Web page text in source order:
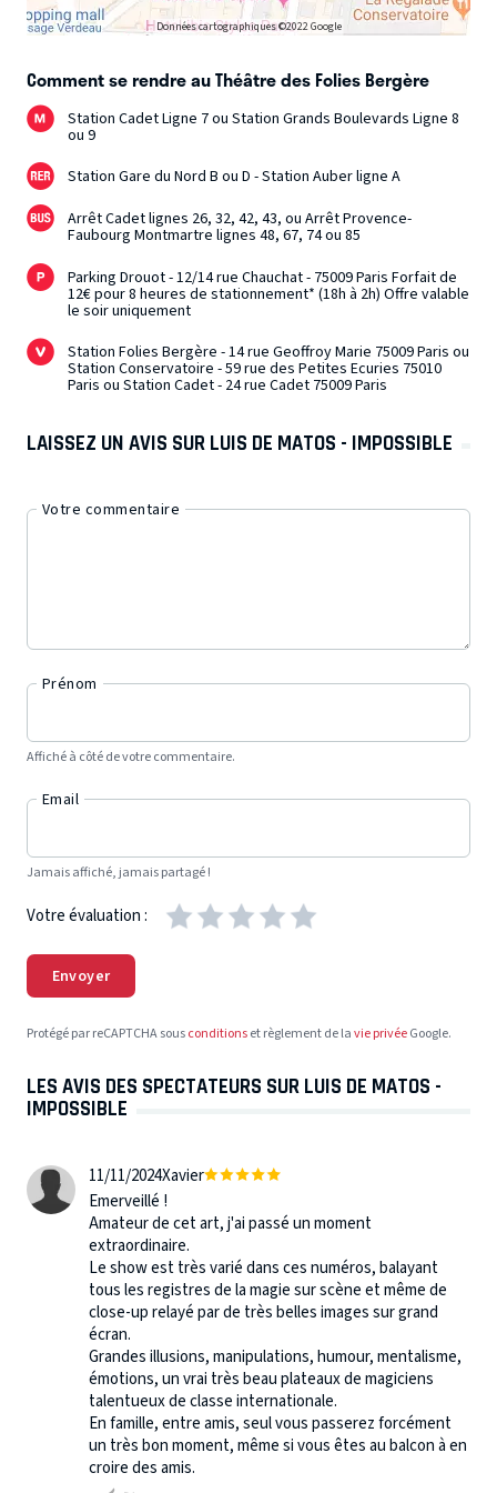
Données cartographiques ©2022 Google
Comment se rendre au Théâtre des Folies Bergère
Station Cadet Ligne 7 ou Station Grands Boulevards Ligne 8
ou 9
Station Gare du Nord B ou D - Station Auber ligne A
Arrêt Cadet lignes 26, 32, 42, 43, ou Arrêt Provence-
Faubourg Montmartre lignes 48, 67, 74 ou 85
Parking Drouot - 12/14 rue Chauchat - 75009 Paris Forfait de
12€ pour 8 heures de stationnement* (18h à 2h) Offre valable
le soir uniquement
Station Folies Bergère - 14 rue Geoffroy Marie 75009 Paris ou
Station Conservatoire - 59 rue des Petites Ecuries 75010
Paris ou Station Cadet - 24 rue Cadet 75009 Paris
LAISSEZ UN AVIS SUR LUIS DE MATOS - IMPOSSIBLE
Votre commentaire
Prénom
Affiché à côté de votre commentaire.
Email
Jamais affiché, jamais partagé !
Votre évaluation :
Envoyer
Protégé par reCAPTCHA sousconditionset règlement de lavie privéeGoogle.
LES AVIS DES SPECTATEURS SUR LUIS DE MATOS -
IMPOSSIBLE
11/11/2024Xavier
Emerveillé !
Amateur de cet art, j'ai passé un moment
extraordinaire.
Le show est très varié dans ces numéros, balayant
tous les registres de la magie sur scène et même de
close-up relayé par de très belles images sur grand
écran.
Grandes illusions, manipulations, humour, mentalisme,
émotions, un vrai très beau plateaux de magiciens
talentueux de classe internationale.
En famille, entre amis, seul vous passerez forcément
un très bon moment, même si vous êtes au balcon à en
croire des amis.